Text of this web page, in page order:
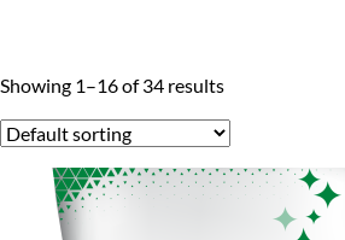
Showing 1–16 of 34 results